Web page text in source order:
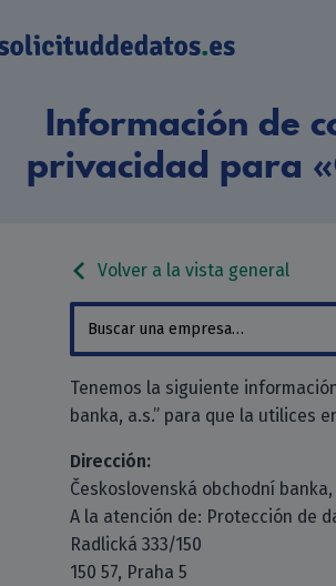
Información de
privacidad para
Volver a la vista general
Tenemos la siguiente
banka, a.s.” para que la utilices
Dirección:
Československá obchodní banka,
A la atención de: Protección de
Radlická 333/150
150 57, Praha 5